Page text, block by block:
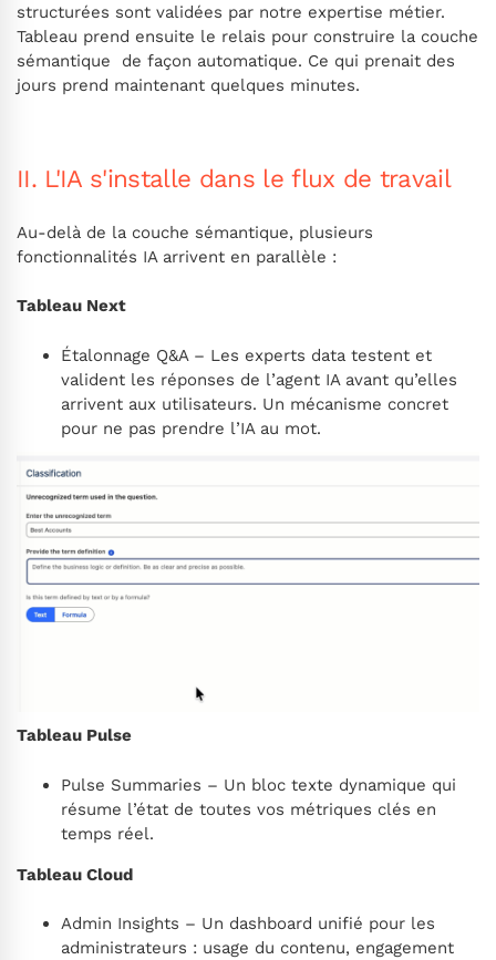
structurées sont validées par notre expertise métier.
Tableau prend ensuite le relais pour construire la couche
sémantique de façon automatique. Ce qui prenait des
jours prend maintenant quelques minutes.
II. L'IA s'installe dans le flux de travail
Au-delà de la couche sémantique, plusieurs
fonctionnalités IA arrivent en parallèle :
Tableau Next
Étalonnage Q&A – Les experts data testent et
valident les réponses de l’agent IA avant qu’elles
arrivent aux utilisateurs. Un mécanisme concret
pour ne pas prendre l’IA au mot.
Tableau Pulse
Pulse Summaries – Un bloc texte dynamique qui
résume l’état de toutes vos métriques clés en
temps réel.
Tableau Cloud
Admin Insights – Un dashboard unifié pour les
administrateurs : usage du contenu, engagement